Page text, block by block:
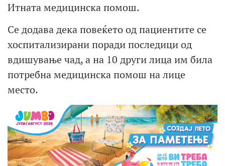
Итната медицинска помош.
Се додава дека повеќето од пациентите се
хоспитализирани поради последици од
вдишување чад, а на 10 други лица им била
потребна медицинска помош на лице
место.